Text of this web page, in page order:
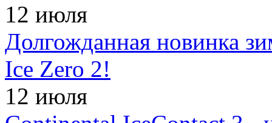
12 июля
Долгожданная новинка
Ice Zero 2!
12 июля